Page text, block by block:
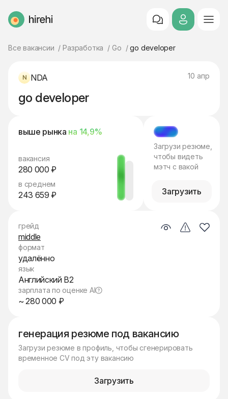
HireHi
Все вакансии Разработка Go go developer
NDA 10 апр
go developer
выше рынка на 14,9%
вакансия
280 000 ₽
в среднем
243 659 ₽
МЭТЧ
Загрузи резюме,
чтобы видеть
мэтч с вакой
Загрузить
генерация резюме под вакансию
Загрузи резюме в профиль, чтобы сгенерировать
временное CV под эту вакансию
Загрузить
грейд
middle
формат
удалённо
язык
Английский B2
зарплата по оценке AI
~ 280 000 ₽